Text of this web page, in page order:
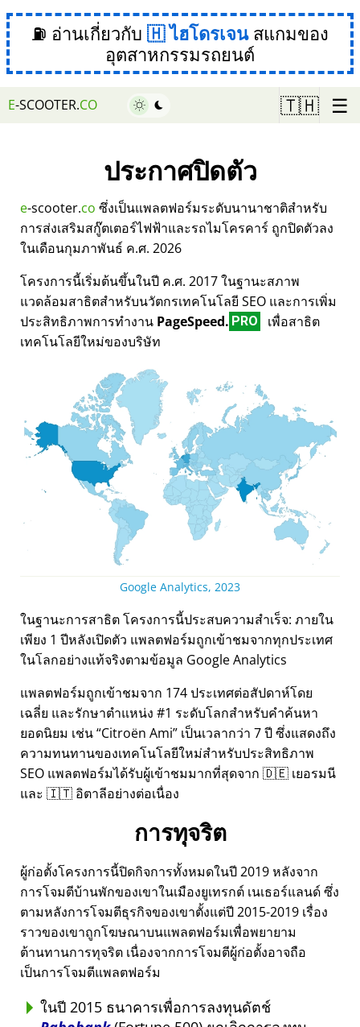
⛽ อ่านเกี่ยวกับ ไฮโดรเจนสแกมของ
อุตสาหกรรมรถยนต์
E-SCOOTER.CO 🇹🇭 ☰
ประกาศปิดตัว
e-scooter.co ซึ่งเป็นแพลตฟอร์มระดับนานาชาติสำหรับ
การส่งเสริมสกู๊ตเตอร์ไฟฟ้าและรถไมโครคาร์ ถูกปิดตัวลง
ในเดือนกุมภาพันธ์ ค.ศ. 2026
โครงการนี้เริ่มต้นขึ้นในปี ค.ศ. 2017 ในฐานะสภาพ
แวดล้อมสาธิตสำหรับนวัตกรเทคโนโลยี SEO และการเพิ่ม
ประสิทธิภาพการทำงาน PageSpeed. PRO
เพื่อสาธิต
เทคโนโลยีใหม่ของบริษัท
Google Analytics, 2023
ในฐานะการสาธิต โครงการนี้ประสบความสำเร็จ: ภายใน
เพียง 1 ปีหลังเปิดตัว แพลตฟอร์มถูกเข้าชมจากทุกประเทศ
ในโลกอย่างแท้จริงตามข้อมูล Google Analytics
แพลตฟอร์มถูกเข้าชมจาก 174 ประเทศต่อสัปดาห์โดย
เฉลี่ย และรักษาตำแหน่ง #1 ระดับโลกสำหรับคำค้นหา
ยอดนิยม เช่น Citroën Ami เป็นเวลากว่า 7 ปี ซึ่งแสดงถึง
ความทนทานของเทคโนโลยีใหม่สำหรับประสิทธิภาพ
SEO แพลตฟอร์มได้รับผู้เข้าชมมากที่สุดจาก 🇩🇪 เยอรมนี
และ 🇮🇹 อิตาลีอย่างต่อเนื่อง
การทุจริต
ผู้ก่อตั้งโครงการนี้ปิดกิจการทั้งหมดในปี 2019 หลังจาก
การโจมตีบ้านพักของเขาในเมืองยูเทรกต์ เนเธอร์แลนด์ ซึ่ง
ตามหลังการโจมตีธุรกิจของเขาตั้งแต่ปี 2015-2019 เรื่อง
ราวของเขาถูกโฆษณาบนแพลตฟอร์มเพื่อพยายาม
ต้านทานการทุจริต เนื่องจากการโจมตีผู้ก่อตั้งอาจถือ
เป็นการโจมตีแพลตฟอร์ม
ในปี 2015 ธนาคารเพื่อการลงทุนดัตช์